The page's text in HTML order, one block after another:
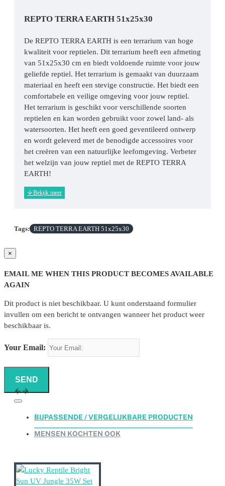
REPTO TERRA EARTH 51x25x30
De REPTO TERRA EARTH is een terrarium van hoge
kwaliteit voor reptielen. Dit terrarium heeft een afmeting
van 51x25x30 cm en biedt voldoende ruimte voor jouw
geliefde reptiel. Het terrarium is gemaakt van duurzaam
materiaal en heeft een stevige constructie. Het biedt een
comfortabele en veilige omgeving voor jouw reptiel.
Het terrarium is geschikt voor verschillende soorten
reptielen en kan worden gebruikt voor zowel land- als
watersoorten. Het heeft een goed geventileerd ontwerp
en wordt geleverd met de benodigde accessoires voor
het creëren van een natuurlijke leefomgeving. Verbeter
het welzijn van jouw reptiel met de REPTO TERRA
EARTH!
Tags: REPTO TERRA EARTH 51x25x30
×
EMAIL ME WHEN THIS PRODUCT BECOMES AVAILABLE
AGAIN
Dit product is niet beschikbaar. U kunt onderstaand formulier
invullen om een bericht te ontvangen wanneer het product weer
beschikbaar is.
Your Email:
SEND
BIJPASSENDE / VERGELIJKBARE PRODUCTEN
MENSEN KOCHTEN OOK